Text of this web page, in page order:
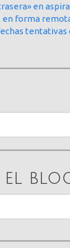
en
forma
tentativas
el